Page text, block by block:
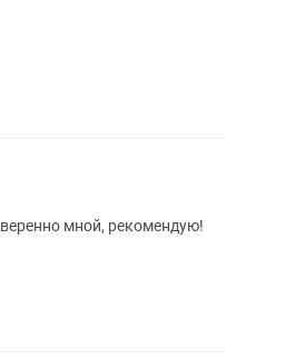
на номер , проверенно мной, рекомендую!